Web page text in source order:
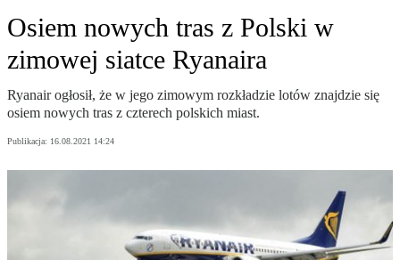
Osiem nowych tras z Polski w
zimowej siatce Ryanaira
Ryanair ogłosił, że w jego zimowym rozkładzie lotów znajdzie się
osiem nowych tras z czterech polskich miast.
Publikacja: 16.08.2021 14:24